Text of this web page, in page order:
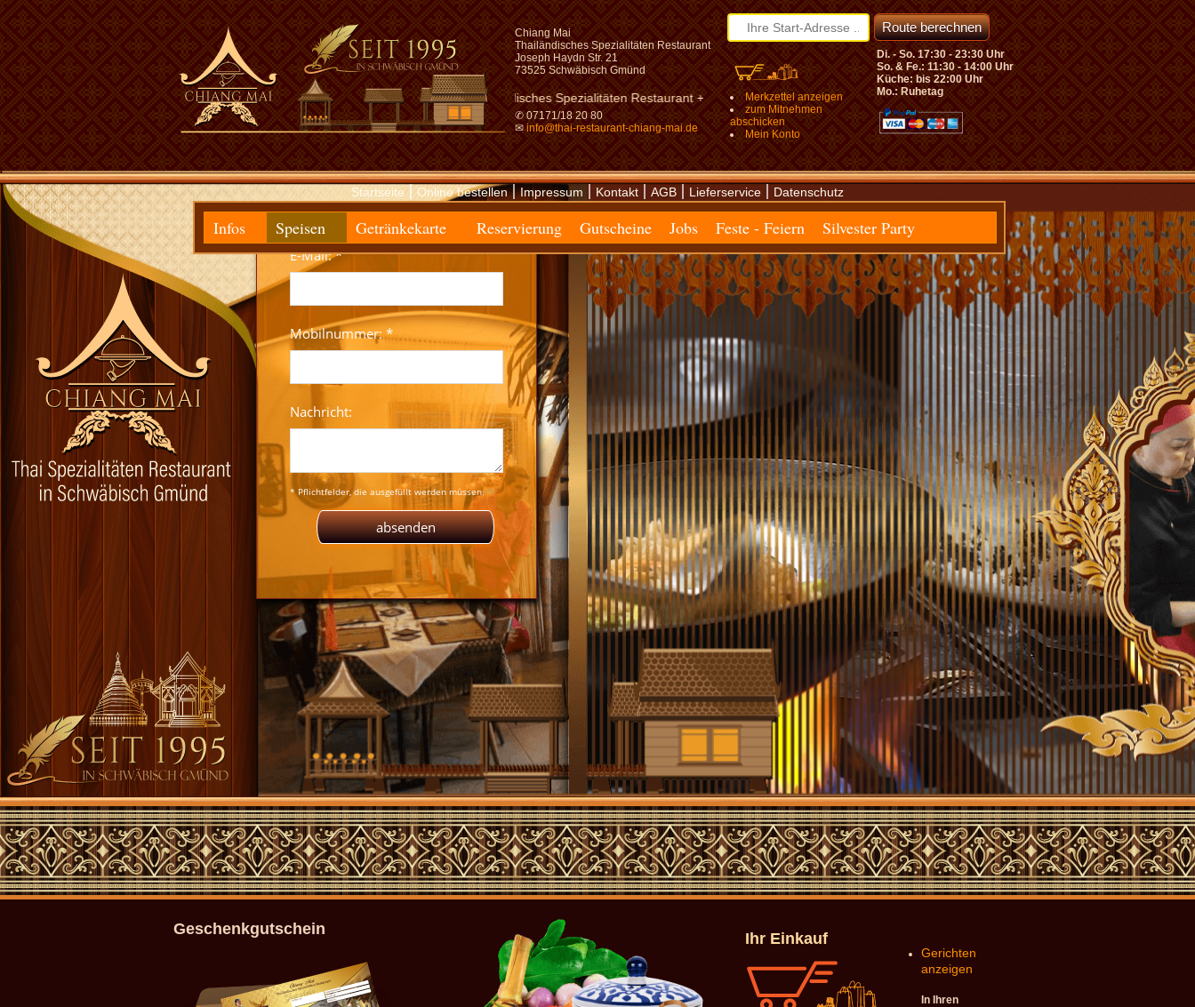
Chiang Mai
Thailändisches Spezialitäten Restaurant
Joseph Haydn Str. 21
73525 Schwäbisch Gmünd
Willkommen im Chiang Mai Thailaändisches Spezialitäten Restaurant +++ in Schwäbisch Gmünd +++ Schwäbisch Gmünd +++ Kulinarische Reise ins Land des Lächelns
✆ 07171/18 20 80
✉info@thai-restaurant-chiang-mai.de
Merkzettel anzeigen
zum Mitnehmen
abschicken
Mein Konto
Di. - So. 17:30 - 23:30 Uhr
So. & Fe.: 11:30 - 14:00 Uhr
Küche: bis 22:00 Uhr
Mo.: Ruhetag
Startseite|Online bestellen|Impressum|Kontakt|AGB|Lieferservice|Datenschutz
Infos Speisen Getränkekarte Reservierung Gutscheine Jobs Feste - Feiern Silvester Party
Geschenkgutschein
Ihr Einkauf
Gerichten
anzeigen
In Ihren